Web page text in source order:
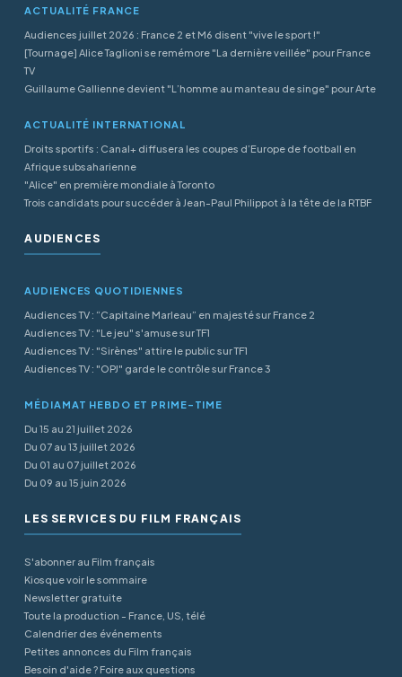
ACTUALITÉ FRANCE
Audiences juillet 2026 : France 2 et M6 disent "vive le sport !"
[Tournage] Alice Taglioni se remémore "La dernière veillée" pour France
TV
Guillaume Gallienne devient "L’homme au manteau de singe" pour Arte
ACTUALITÉ INTERNATIONAL
Droits sportifs : Canal+ diffusera les coupes d’Europe de football en
Afrique subsaharienne
"Alice" en première mondiale à Toronto
Trois candidats pour succéder à Jean-Paul Philippot à la tête de la RTBF
AUDIENCES
AUDIENCES QUOTIDIENNES
Audiences TV : “Capitaine Marleau” en majesté sur France 2
Audiences TV : "Le jeu" s'amuse sur TF1
Audiences TV : "Sirènes" attire le public sur TF1
Audiences TV : "OPJ" garde le contrôle sur France 3
MÉDIAMAT HEBDO ET PRIME-TIME
Du 15 au 21 juillet 2026
Du 07 au 13 juillet 2026
Du 01 au 07 juillet 2026
Du 09 au 15 juin 2026
LES SERVICES DU FILM FRANÇAIS
S'abonner au Film français
Kiosque voir le sommaire
Newsletter gratuite
Toute la production - France, US, télé
Calendrier des événements
Petites annonces du Film français
Besoin d'aide ? Foire aux questions